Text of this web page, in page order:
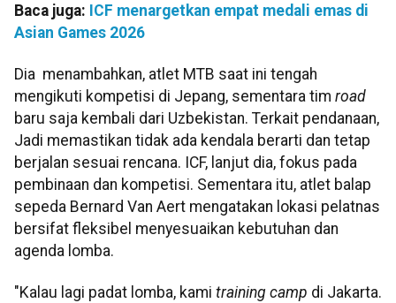
Baca juga: ICF menargetkan empat medali emas di
Asian Games 2026
Dia menambahkan, atlet MTB saat ini tengah
mengikuti kompetisi di Jepang, sementara tim road
baru saja kembali dari Uzbekistan. Terkait pendanaan,
Jadi memastikan tidak ada kendala berarti dan tetap
berjalan sesuai rencana. ICF, lanjut dia, fokus pada
pembinaan dan kompetisi. Sementara itu, atlet balap
sepeda Bernard Van Aert mengatakan lokasi pelatnas
bersifat fleksibel menyesuaikan kebutuhan dan
agenda lomba.
"Kalau lagi padat lomba, kami training camp di Jakarta.